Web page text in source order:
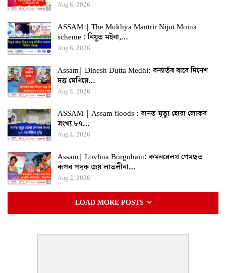
Aug 6, 2026
ASSAM | The Mukhya Mantrir Nijut Moina
scheme : নিযুত মইনা,…
Aug 6, 2026
Assam| Dinesh Dutta Medhi: বন্যাৰ্তৰ বাবে দিনেশ
দত্ত মেধিয়ে…
Aug 5, 2026
ASSAM | Assam floods : বানত মৃত্যু হোৱা লোকৰ
সংখ্য ৮৭…
Aug 4, 2026
Assam| Lovlina Borgohain: কমনৱেলথ গেমছত
ৰূপৰ পদক জয় লাভলীনা…
Aug 2, 2026
LOAD MORE POSTS